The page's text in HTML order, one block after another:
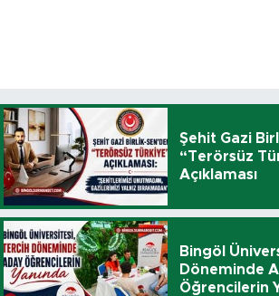
Şehit Gazi
“Terörsüz
Açıklaması
Bingöl
Döneminde
Öğrencilerin